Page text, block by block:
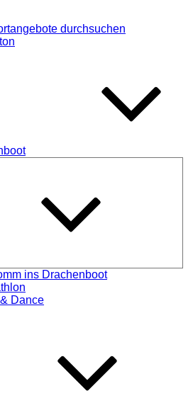
durchsuchen
ins Drachenboot
Dance